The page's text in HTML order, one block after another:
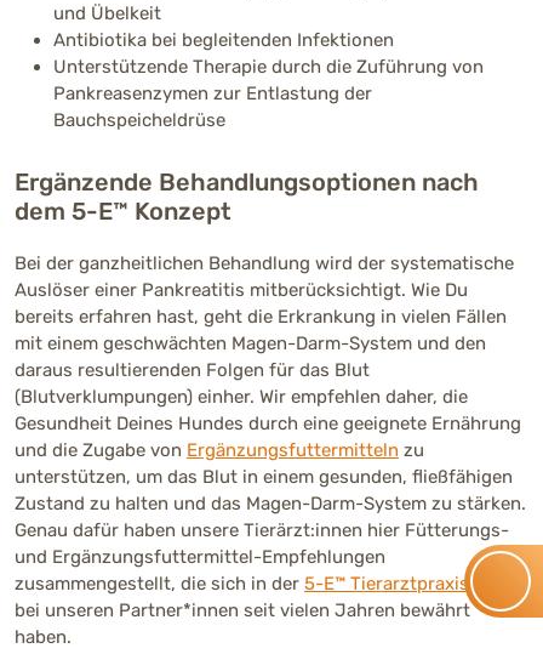
und Übelkeit
Antibiotika bei begleitenden Infektionen
Unterstützende Therapie durch die Zuführung von
Pankreasenzymen zur Entlastung der
Bauchspeicheldrüse
Ergänzende Behandlungsoptionen nach
dem 5-E™ Konzept
Bei der ganzheitlichen Behandlung wird der systematische
Auslöser einer Pankreatitis mitberücksichtigt. Wie Du
bereits erfahren hast, geht die Erkrankung in vielen Fällen
mit einem geschwächten Magen-Darm-System und den
daraus resultierenden Folgen für das Blut
(Blutverklumpungen) einher. Wir empfehlen daher, die
Gesundheit Deines Hundes durch eine geeignete Ernährung
und die Zugabe von Ergänzungsfuttermitteln zu
unterstützen, um das Blut in einem gesunden, fließfähigen
Zustand zu halten und das Magen-Darm-System zu stärken.
Genau dafür haben unsere Tierärzt:innen hier Fütterungs-
und Ergänzungsfuttermittel-Empfehlungen
zusammengestellt, die sich in der 5-E™ Tierarztpraxis und
bei unseren Partner*innen seit vielen Jahren bewährt
haben.